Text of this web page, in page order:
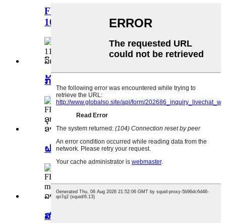
FRONTHEMARM-L-10892051- R-
10892052
ກ້ອງໜ້າ-11183681-11183319
ຝາຜະໜັງ front cabintrim-QCSB
ສະຫນັບສະຫນູນກັນຊົນໜ້າ-10944000